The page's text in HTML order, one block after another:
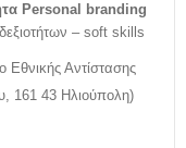
Personal branding
– soft skills
Εθνικής Αντίστασης
161 43 Ηλιούπολη)